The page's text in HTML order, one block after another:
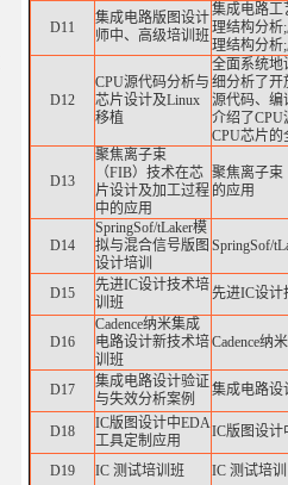
D11
集成电路版图设计
师中、高级培训班
集成电路工
理结构分析
理结构分析
D12
CPU源代码分析与
芯片设计及Linux
移植
全面系统地
细分析了开
源代码、编
介绍了
CPU芯片
D13
聚焦离子束
（FIB）技术在芯
片设计及加工过程
中的应用
聚焦离子束
的应用
D14
SpringSof/tLaker模
拟与混合信号版图
设计培训
SpringSof/
D15
先进IC设计技术培
训班
先进IC设计
D16
Cadence纳米集成
电路设计新技术培
训班
Cadence纳
D17
集成电路设计验证
与失效分析案例
集成电路设
D18
IC版图设计中EDA
工具定制应用
IC版图设计
D19 IC 测试培训班 IC 测试培训